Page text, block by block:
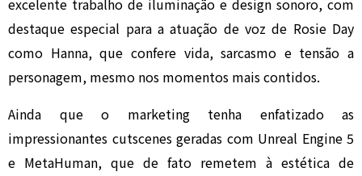
excelente trabalho de iluminação e design sonoro, com
destaque especial para a atuação de voz de Rosie Day
como Hanna, que confere vida, sarcasmo e tensão a
personagem, mesmo nos momentos mais contidos.
Ainda que o marketing tenha enfatizado as
impressionantes cutscenes geradas com Unreal Engine 5
e MetaHuman, que de fato remetem à estética de